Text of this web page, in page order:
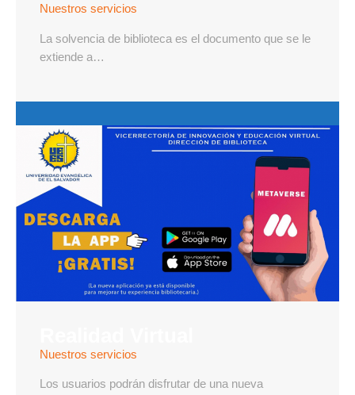
Nuestros servicios
La solvencia de biblioteca es el documento que se le
extiende a…
Nuestros servicios
Los usuarios podrán disfrutar de una nueva